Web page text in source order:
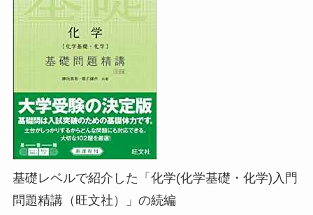
基礎レベルで紹介した「化学(化学基礎・化学)入門
問題精講（旺文社）」の続編